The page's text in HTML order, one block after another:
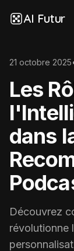
AI Futur
21 octobre 2025
Les
dans
Découvrez
révolutionne